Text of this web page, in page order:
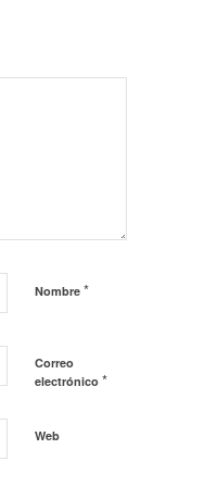
Nombre *
Correo
electrónico *
Web